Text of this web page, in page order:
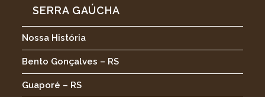
SERRA GAÚCHA
Nossa História
Bento Gonçalves – RS
Guaporé – RS